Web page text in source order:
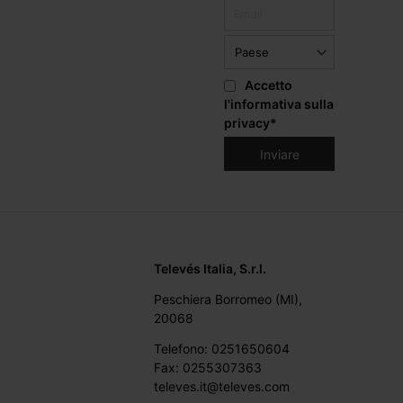
Accetto
l'informativa sulla
privacy*
Televés Italia, S.r.l.
Peschiera Borromeo (MI),
20068
Telefono: 0251650604
Fax: 0255307363
televes.it@televes.com